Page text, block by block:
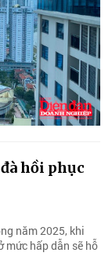
hồi phục
năm 2025, khi
mức hấp dẫn sẽ hỗ